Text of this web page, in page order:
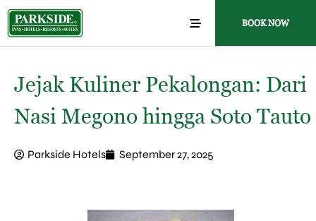
BOOK NOW
Jejak Kuliner Pekalongan: Dari
Nasi Megono hingga Soto Tauto
Parkside Hotels September 27, 2025